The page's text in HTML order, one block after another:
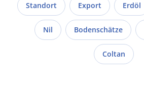
Standort Export Erdöl
Nil Bodenschätze
Coltan